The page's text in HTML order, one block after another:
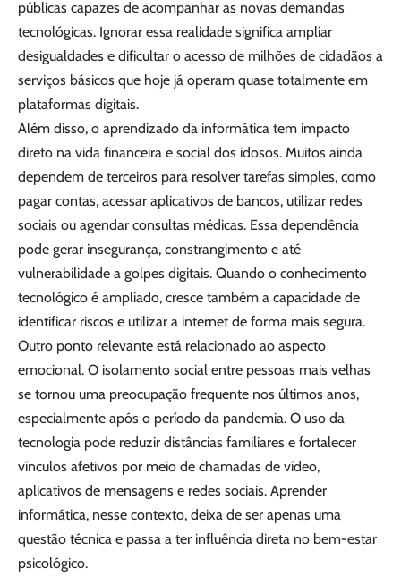
públicas capazes de acompanhar as novas demandas
tecnológicas. Ignorar essa realidade significa ampliar
desigualdades e dificultar o acesso de milhões de cidadãos a
serviços básicos que hoje já operam quase totalmente em
plataformas digitais.
Além disso, o aprendizado da informática tem impacto
direto na vida financeira e social dos idosos. Muitos ainda
dependem de terceiros para resolver tarefas simples, como
pagar contas, acessar aplicativos de bancos, utilizar redes
sociais ou agendar consultas médicas. Essa dependência
pode gerar insegurança, constrangimento e até
vulnerabilidade a golpes digitais. Quando o conhecimento
tecnológico é ampliado, cresce também a capacidade de
identificar riscos e utilizar a internet de forma mais segura.
Outro ponto relevante está relacionado ao aspecto
emocional. O isolamento social entre pessoas mais velhas
se tornou uma preocupação frequente nos últimos anos,
especialmente após o período da pandemia. O uso da
tecnologia pode reduzir distâncias familiares e fortalecer
vínculos afetivos por meio de chamadas de vídeo,
aplicativos de mensagens e redes sociais. Aprender
informática, nesse contexto, deixa de ser apenas uma
questão técnica e passa a ter influência direta no bem-estar
psicológico.